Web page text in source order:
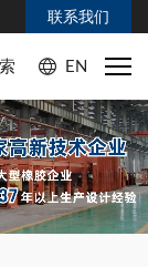
联系我们
EN